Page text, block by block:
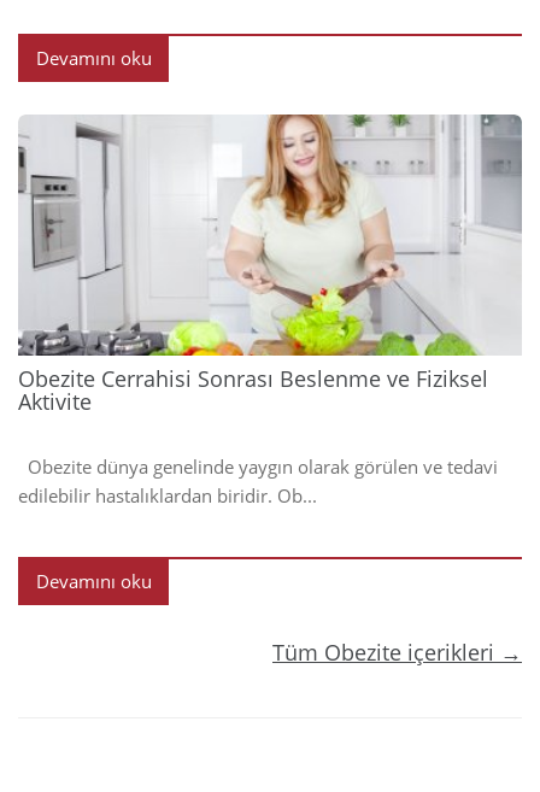
Devamını oku
2023
Obezite Cerrahisi Sonrası Beslenme ve Fiziksel
Aktivite
Obezite dünya genelinde yaygın olarak görülen ve tedavi
edilebilir hastalıklardan biridir. Ob...
Devamını oku
Tüm Obezite içerikleri →